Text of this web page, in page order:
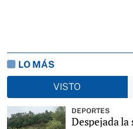
LO MÁS
VISTO
DEPORTES
Despejada la